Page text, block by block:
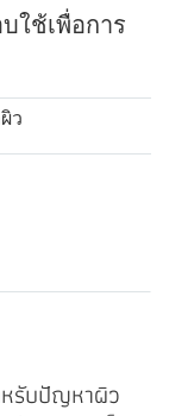
ใช้เพื่อการ
ว
รับปัญหาผิว